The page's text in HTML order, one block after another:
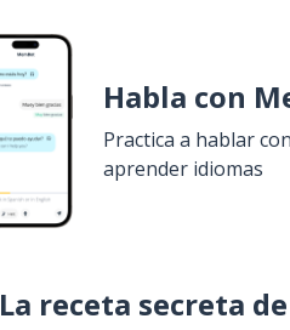
Habla con
Practica a hablar
aprender idiomas
La receta secreta